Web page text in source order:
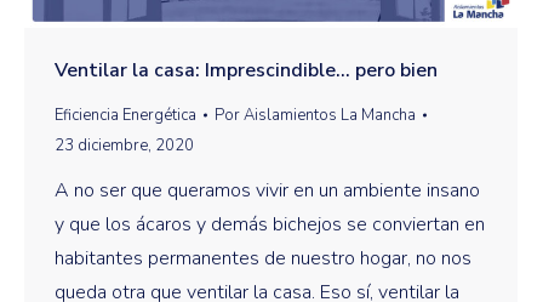
Ventilar la casa: Imprescindible… pero bien
Eficiencia Energética PorAislamientos La Mancha
23 diciembre, 2020
A no ser que queramos vivir en un ambiente insano
y que los ácaros y demás bichejos se conviertan en
habitantes permanentes de nuestro hogar, no nos
queda otra que ventilar la casa. Eso sí, ventilar la